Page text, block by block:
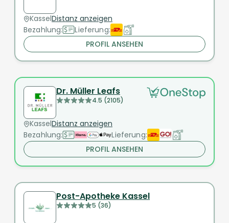
KasselDistanz anzeigen
Bezahlung:
Lieferung:
PROFIL ANSEHEN
Dr. Müller Leafs
4.5 (2105)
KasselDistanz anzeigen
Bezahlung:
Lieferung:
PROFIL ANSEHEN
Post-Apotheke Kassel
5 (36)